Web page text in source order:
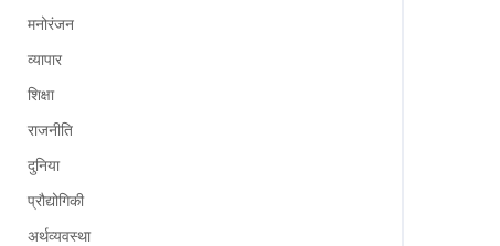
मनोरंजन
व्यापार
शिक्षा
राजनीति
दुनिया
प्रौद्योगिकी
अर्थव्यवस्था